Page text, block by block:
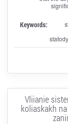
Keywords:
Vliianie
koliaskakh